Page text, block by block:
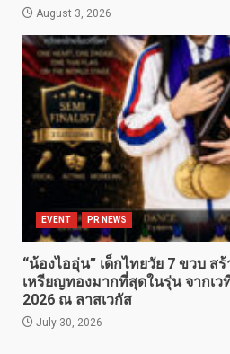
August 3, 2026
EVENT PR NEWS
“น้องไออุ่น” เด็กไทยวัย 7 ขวบ ส
เหรียญทองมากที่สุดในรุ่น จากเว
2026 ณ ลาสเวกัส
July 30, 2026